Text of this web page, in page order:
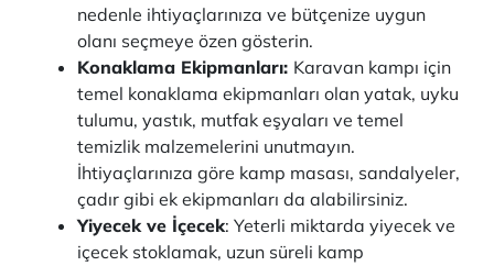
nedenle ihtiyaçlarınıza ve bütçenize uygun
olanı seçmeye özen gösterin.
Konaklama Ekipmanları: Karavan kampı için
temel konaklama ekipmanları olan yatak, uyku
tulumu, yastık, mutfak eşyaları ve temel
temizlik malzemelerini unutmayın.
İhtiyaçlarınıza göre kamp masası, sandalyeler,
çadır gibi ek ekipmanları da alabilirsiniz.
Yiyecek ve İçecek: Yeterli miktarda yiyecek ve
içecek stoklamak, uzun süreli kamp